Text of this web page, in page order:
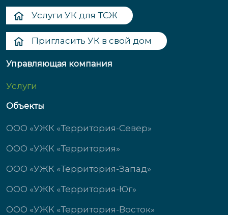
Услуги УК для ТСЖ
Пригласить УК в свой дом
Управляющая компания
Услуги
Объекты
ООО «УЖК «Территория-Север»
ООО «УЖК «Территория»
ООО «УЖК «Территория-Запад»
ООО «УЖК «Территория-Юг»
ООО «УЖК «Территория-Восток»